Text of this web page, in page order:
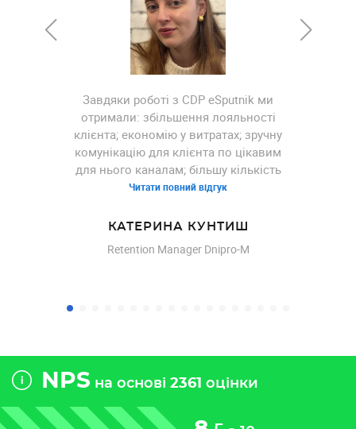
КАТЕРИНА КУНТИШ
Retention Manager Dnipro-M
Читати повний відгук
Завдяки роботі з CDP eSputnik ми
отримали: збільшення лояльності
клієнта; економію у витратах; зручну
комунікацію для клієнта по цікавим
для нього каналам; більшу кількість
переходів, перечитувань та покупок.
платформи клієнтських даних нам
персоналізація розсилок –
різних каналах залежно від побажань
сегментації ми отримали: більш якісні
NPS на основі 2361 оцінки